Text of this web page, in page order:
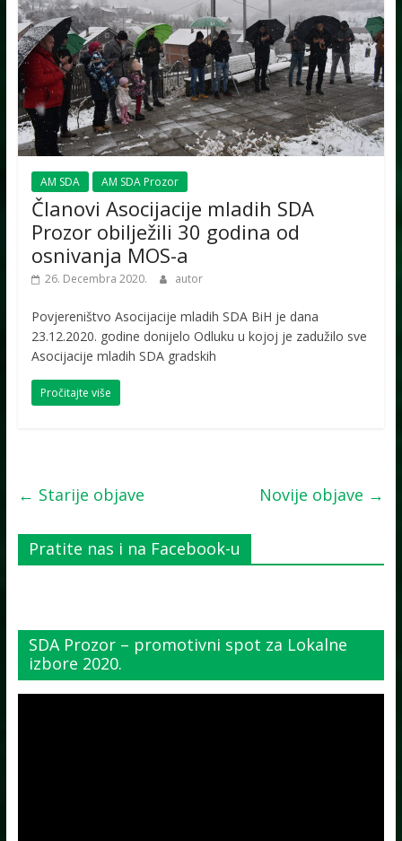
AM SDA AM SDA Prozor
Članovi Asocijacije mladih SDA
Prozor obilježili 30 godina od
osnivanja MOS-a
26. Decembra 2020. autor
Povjereništvo Asocijacije mladih SDA BiH je dana
23.12.2020. godine donijelo Odluku u kojoj je zadužilo sve
Asocijacije mladih SDA gradskih
Pročitajte više
← Starije objave Novije objave →
Pratite nas i na Facebook-u
SDA Prozor – promotivni spot za Lokalne
izbore 2020.